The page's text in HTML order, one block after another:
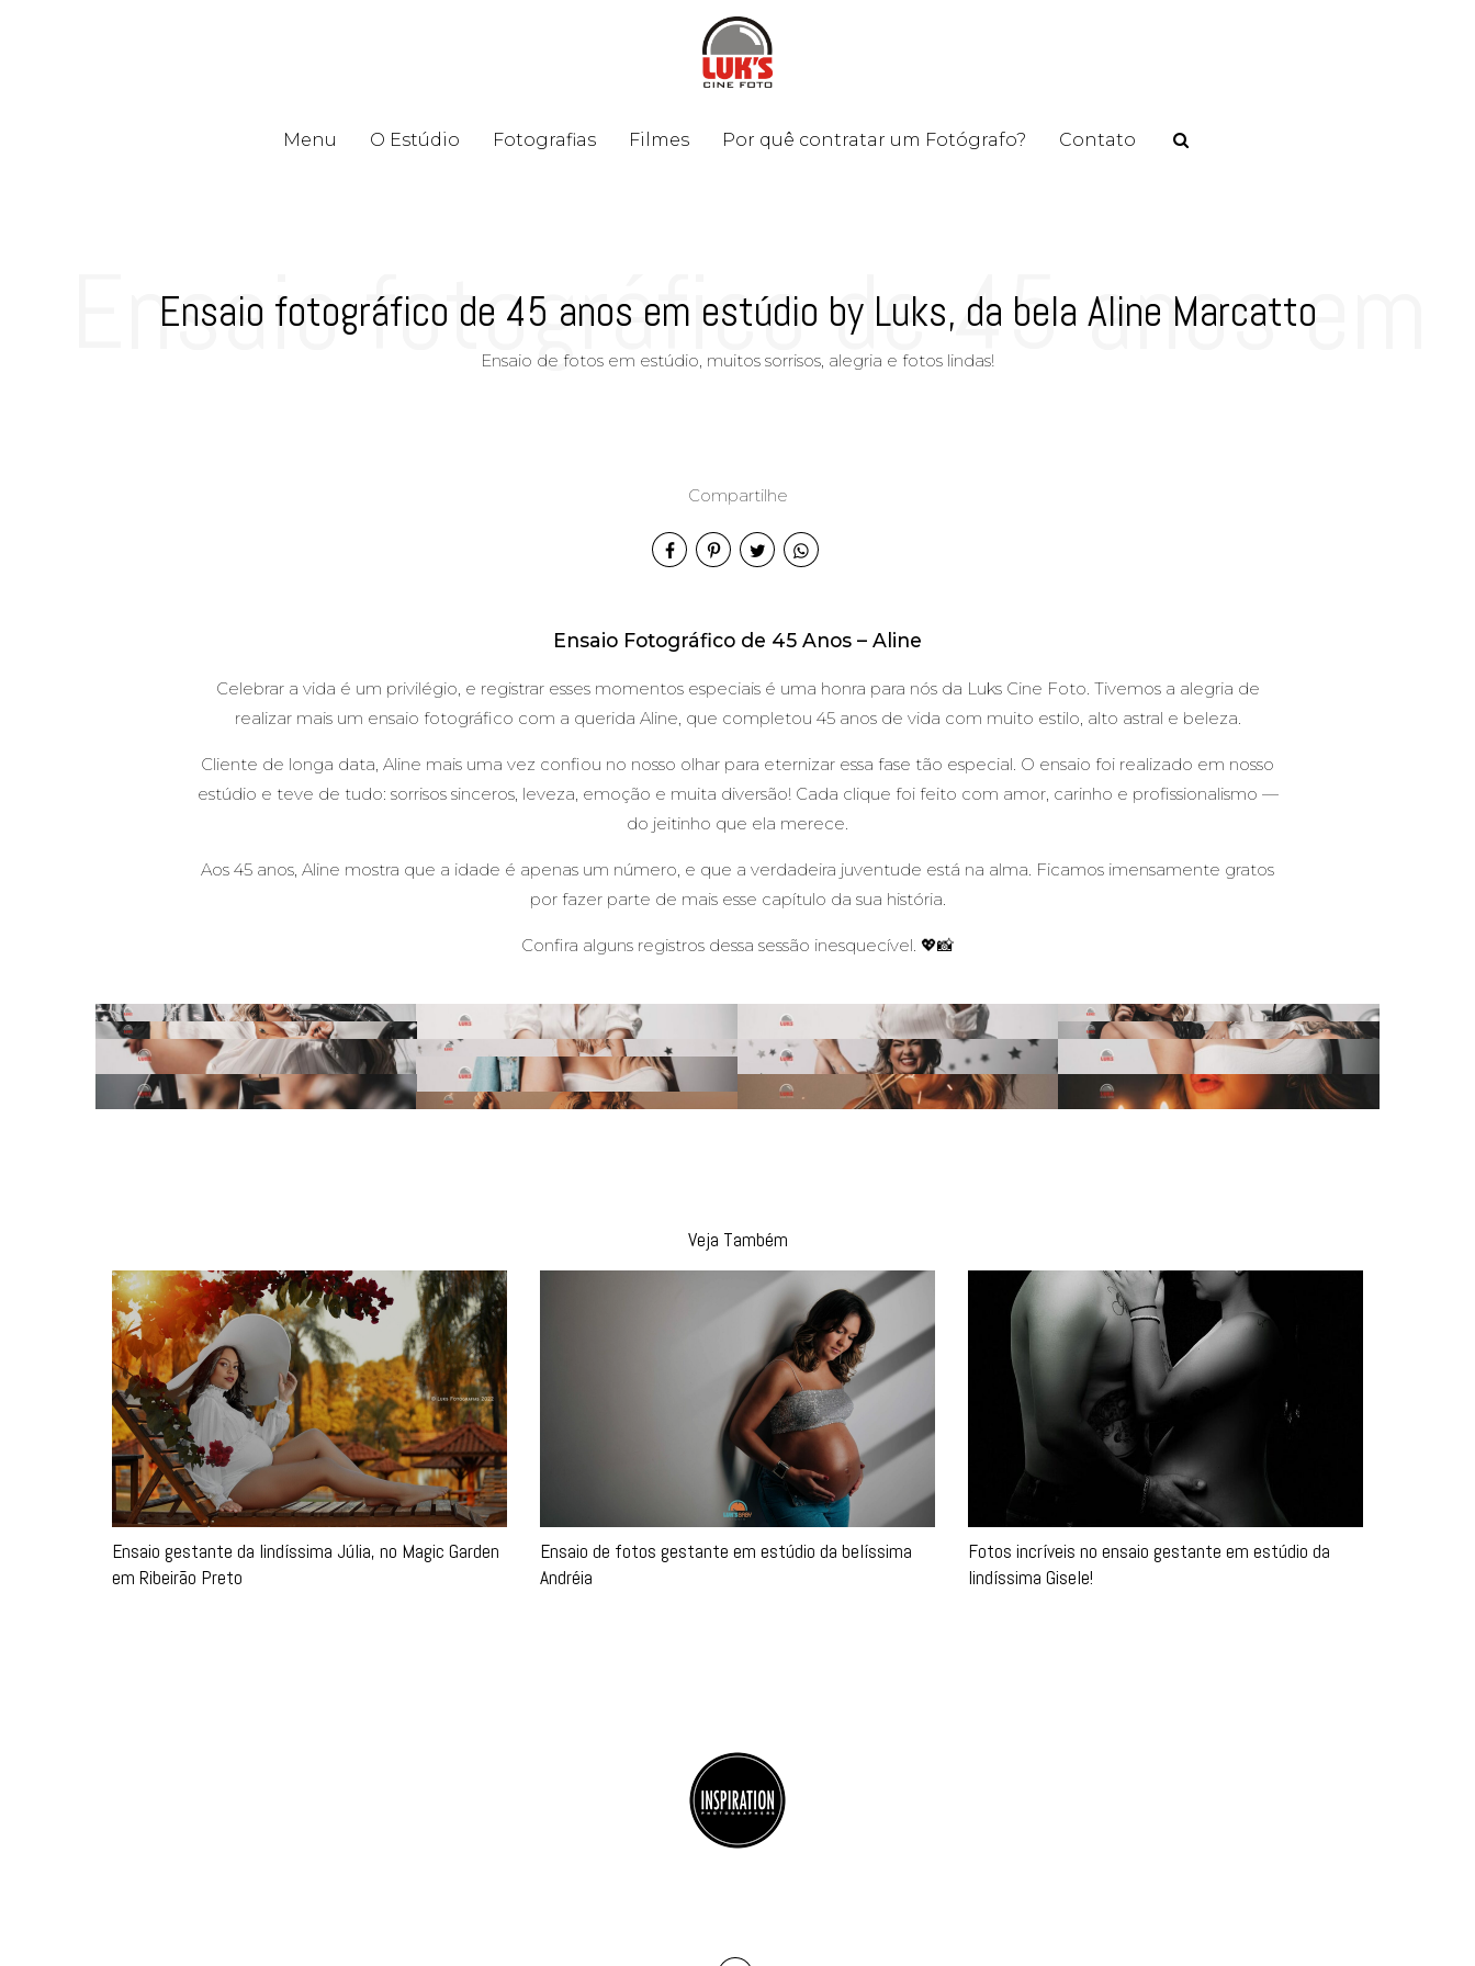
Menu O Estúdio Fotografias Filmes Por quê contratar um Fotógrafo? Contato
Ensaio fotográfico de 45 anos em estúdio by Luks, da bela Aline Marcatto
Ensaio fotográfico de 45 anos em
Marcatto
Ensaio de fotos em estúdio, muitos sorrisos, alegria e fotos lindas!
Compartilhe
Ensaio Fotográfico de 45 Anos – Aline
Celebrar a vida é um privilégio, e registrar esses momentos especiais é uma honra para nós da Luks Cine Foto. Tivemos a alegria de
realizar mais um ensaio fotográfico com a querida Aline, que completou 45 anos de vida com muito estilo, alto astral e beleza.
Cliente de longa data, Aline mais uma vez confiou no nosso olhar para eternizar essa fase tão especial. O ensaio foi realizado em nosso
estúdio e teve de tudo: sorrisos sinceros, leveza, emoção e muita diversão! Cada clique foi feito com amor, carinho e profissionalismo —
do jeitinho que ela merece.
Aos 45 anos, Aline mostra que a idade é apenas um número, e que a verdadeira juventude está na alma. Ficamos imensamente gratos
por fazer parte de mais esse capítulo da sua história.
Confira alguns registros dessa sessão inesquecível. 💖📸
Veja Também
Ensaio gestante da lindíssima Júlia, no Magic Garden
em Ribeirão Preto
Ensaio de fotos gestante em estúdio da belíssima
Andréia
Fotos incríveis no ensaio gestante em estúdio da
lindíssima Gisele!